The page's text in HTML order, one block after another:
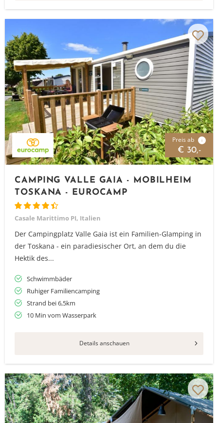
Preis ab i
€ 30,-
CAMPING VALLE GAIA - MOBILHEIM
TOSKANA - EUROCAMP
Casale Marittimo PI, Italien
Der Campingplatz Valle Gaia ist ein Familien-Glamping in
der Toskana - ein paradiesischer Ort, an dem du die
Hektik des...
Schwimmbäder
Ruhiger Familiencamping
Strand bei 6,5km
10 Min vom Wasserpark
Details anschauen